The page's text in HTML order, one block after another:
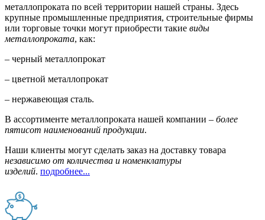
металлопроката по всей территории нашей страны. Здесь
крупные промышленные предприятия, строительные фирмы
или торговые точки могут приобрести такие виды
металлопроката, как:
– черный металлопрокат
– цветной металлопрокат
– нержавеющая сталь.
В ассортименте металлопроката нашей компании – более
пятисот наименований продукции.
Наши клиенты могут сделать заказ на доставку товара
независимо от количества и номенклатуры
изделий. подробнее...